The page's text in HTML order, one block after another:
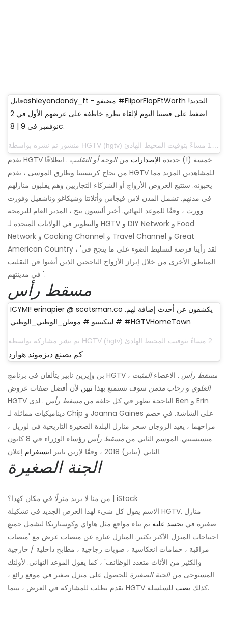
قابلashleyandandy_ft - مضيفو #FliporFlopFtWorth الجديد!
اضغط على قصتنا اليوم لإلقاء نظرة خاطفة على عرضهم الأول في 2
نوفمبر في 9 | 8c.
منشور تم نشره بواسطة HGTV (hgtv) في 12 أكتوبر 2017 الساعة 12:20 مساءً بتوقيت المحيط الهادئ
تقدم HGTV خمسة (!) جديدة الإصدارات منالوجه أو التقليب . انطلاقًا
من نجاح كريستينا وطارق الموسى ، تقدم HGTV للمشاهدين المزيد مما
يحبونه. ستتبع العروض الأزواج أو الشركاء التجاريين وهم يقلبون منازلهم
في مدنهم. تشمل المدن لاس فيجاس وأتلانتا وشيكاغو وناشفيل وفورت
وورث ، وفقًا للموعد النهائي. أخبر أليسون بيج ، المدير العام للبرمجة
والتطوير في الولايات المتحدة لـ HGTV و DIY Network و Food
Network و Cooking Channel و Travel Channel و Great
American Country ، 'لقد رأينا فرصة لتسليط الضوء على ما ينجح في
المناطق الأخرى من خلال إبراز الأزواج الناجحين الذين أتقنوا فن التقليب
في مدينتهم '.
مسقط رأس
ICYMI! erinapier @ scotsman.co يكشفون عن أحدث إضافة لهم.
# لينكينبيو # موطن_الوطني_الوطني #HGTVHomeTown
تم نشر مشاركة بواسطة HGTV (hgtv) في 16 أكتوبر 2017 الساعة 2:39 مساءً بتوقيت المحيط الهادئ
كم يصنع ديزموند هوارد
بن وإيرين نابير يتألقان في برنامج HGTV ، مسقط رأس . الاعضاءالمثبت
العلوي و رحاب مدمن سوف تستمتع بهذا تبين لأن أفضل صفات عروض
HGTV الناجحة تظهر في كل حلقة من مسقط رأس . لدى Ben و Erin
ديناميكيات مماثلة لـ Chip و Joanna Gaines على الشاشة. في خضم
مزاحهما ، يعيد الزوجان سحر منازل البلدة الصغيرة التاريخية في لوريل ،
ميسيسيبي. الموسم الثاني من مسقط رأس
رؤساء الوزراء في 8 كانون
الثاني (يناير) 2018 ، وفقًا لإرين نابير
انستغرام إعلان.
الجنة الصغيرة
من منا لا يريد منزلًا في مكان كهذا؟ | iStock
الاسم يقول كل شيء لهذا العرض الجديد في تشكيلة HGTV. منازل
صغيرة في يحسد عليه تم بناء مواقع مثل هاواي وكوستاريكا لتشمل جميع
احتياجات المنزل الأكبر بكثير. المنازل عبارة عن منصات عرض مع 'منصات
مراقبة ، حمامات انعكاسية ، صوبات زجاجية ، مطابخ داخلية / خارجية
والكثير من الأثاث متعدد الوظائف' ، كما يقول الموعد النهائي. لأولئك
المستوحى منالجنة الصغيرة للحصول على منزل صغير في موقع رائع ،
تقدم بطلب للمشاركة في العرض ، بينما HGTV كذلك يصب للسلسلة.